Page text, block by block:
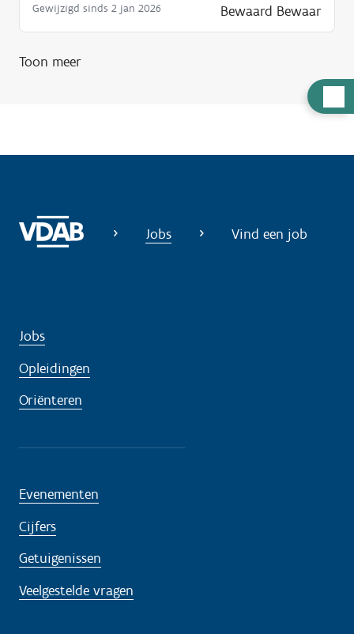
u
p
Gewijzigd sinds 2 jan 2026 Bewaard Bewaar
Toon meer
Jobs Vind een job
Jobs
Opleidingen
Oriënteren
Evenementen
Cijfers
Getuigenissen
Veelgestelde vragen